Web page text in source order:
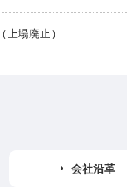
場廃止）
会社沿革